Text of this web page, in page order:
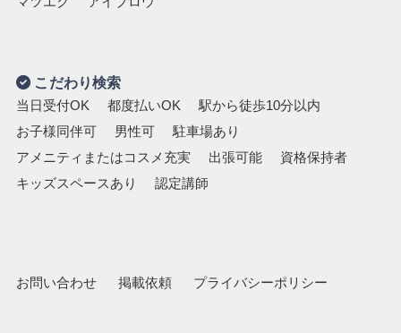
こだわり検索
当日受付OK 都度払いOK
駅から徒歩10分以内
お子様同伴可
男性可
駐車場あり
アメニティまたはコスメ充実
出張可能
資格保持者
キッズスペースあり
認定講師
お問い合わせ 掲載依頼 プライバシーポリシー